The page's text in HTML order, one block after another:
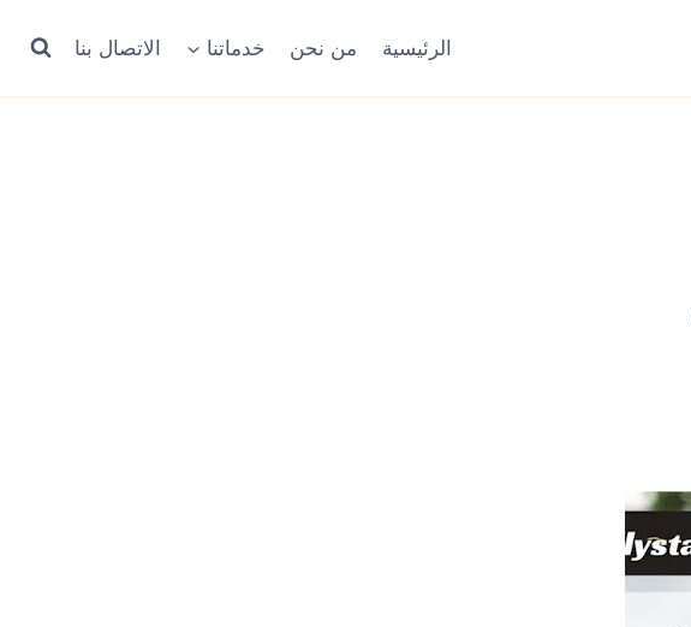
الرئيسية من نحن خدماتنا الاتصال بنا